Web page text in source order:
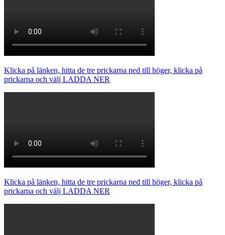
Klicka på länken, hitta de tre prickarna ned till höger, klicka på
prickarna och välj LADDA NER
Klicka på länken, hitta de tre prickarna ned till höger, klicka på
prickarna och välj LADDA NER